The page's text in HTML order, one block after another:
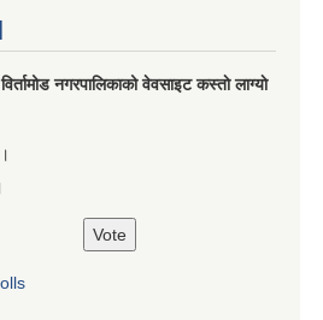
नगरपालिकाको वेवसाइट कस्ताे लाग्याे